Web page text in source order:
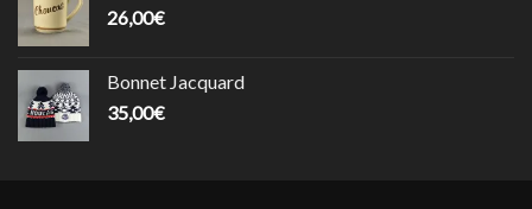
26,00€
Bonnet Jacquard
35,00€